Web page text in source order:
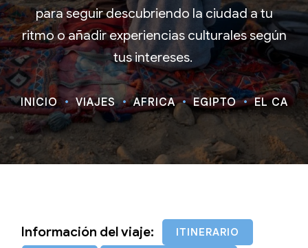
para seguir descubriendo la ciudad a tu
ritmo o añadir experiencias culturales según
tus intereses.
INICIO VIAJES ÁFRICA EGIPTO EL
Información del viaje: ITINERARIO